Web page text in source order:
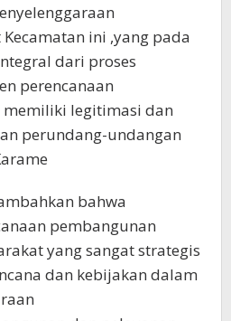
ini ,yang pada
dari proses
perencanaan
legitimasi dan
perundang-undangan
bahwa
pembangunan
yang sangat strategis
dan kebijakan dalam